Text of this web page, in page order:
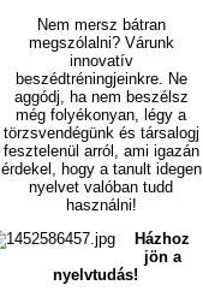
Nem mersz bátran
megszólalni? Várunk
innovatív
beszédtréningjeinkre. Ne
aggódj, ha nem beszélsz
még folyékonyan, légy a
törzsvendégünk és társalogj
fesztelenül arról, ami igazán
érdekel, hogy a tanult idegen
nyelvet valóban tudd
használni!
Házhoz
jön a
nyelvtudás!